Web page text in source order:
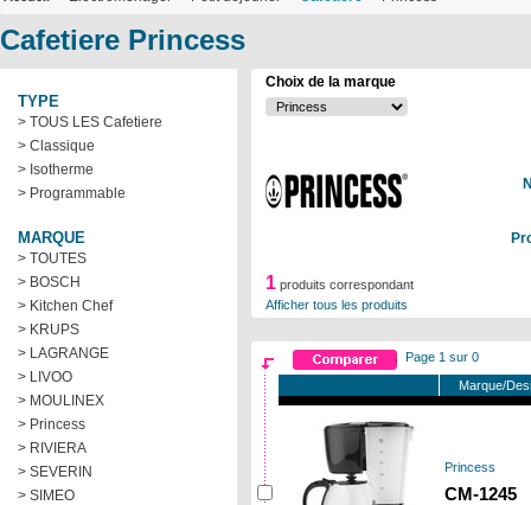
Cafetiere Princess
TYPE
> TOUS LES Cafetiere
> Classique
> Isotherme
> Programmable
MARQUE
> TOUTES
> BOSCH
> Kitchen Chef
> KRUPS
> LAGRANGE
> LIVOO
> MOULINEX
> Princess
> RIVIERA
> SEVERIN
> SIMEO
Choix de la marque
1 produits correspondant
Afficher tous les produits
Page 1 sur 0
Marque/
Princess
CM-1245